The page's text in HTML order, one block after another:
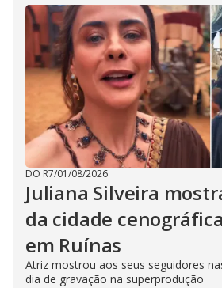
DO R7/01/08/2026
Juliana Silveira
da cidade
em Ruínas
Atriz mostrou aos seus seguidores
dia de gravação na superprodução